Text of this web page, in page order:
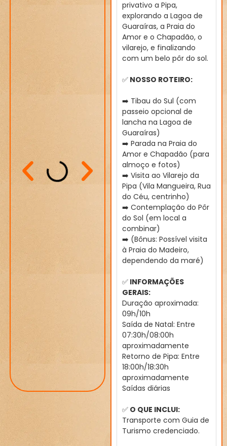
privativo a Pipa,
explorando a Lagoa de
Guaraíras, a Praia do
Amor e o Chapadão, o
vilarejo, e finalizando
com um belo pôr do sol.
✅NOSSO ROTEIRO:
➡️ Tibau do Sul (com
passeio opcional de
lancha na Lagoa de
Guaraíras)
➡️ Parada na Praia do
Amor e Chapadão (para
almoço e fotos)
➡️ Visita ao Vilarejo da
Pipa (Vila Mangueira, Rua
do Céu, centrinho)
➡️ Contemplação do Pôr
do Sol (em local a
combinar)
➡️ (Bônus: Possível visita
à Praia do Madeiro,
dependendo da maré)
✅INFORMAÇÕES
GERAIS:
Duração aproximada:
09h/10h
Saída de Natal: Entre
07:30h/08:00h
aproximadamente
Retorno de Pipa: Entre
18:00h/18:30h
aproximadamente
Saídas diárias
✅O QUE INCLUI:
Transporte com Guia de
Turismo credenciado.